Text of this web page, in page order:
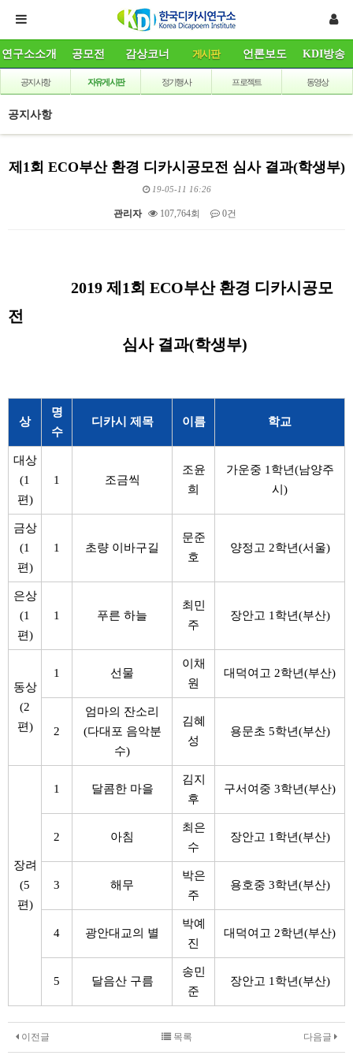
연구소소개 공모전 감상코너 게시판 언론보도 KDI방송
공지사항 자유게시판 정기행사 프로젝트 동영상
공지사항
제1회 ECO부산 환경 디카시공모전 심사 결과(학생부)
19-05-11 16:26
관리자 107,764회 0건
2019 제 1회 ECO부산 환경 디카시공모
전
심사 결과(학생부)
상
명
수
디카시 제목 이름 학교
대상
(1
편)
1 조금씩
조윤
희
가운중 1학년(남양주
시)
금상
(1
편)
1 초량 이바구길
문준
호
양정고 2학년(서울)
은상
(1
편)
1 푸른 하늘
최민
주
장안고 1학년(부산)
동상
(2
편)
1 선물
이채
원
대덕여고 2학년(부산)
2
엄마의 잔소리
(다대포 음악분
수)
김혜
성
용문초 5학년(부산)
장려
(5
편)
1 달콤한 마을
김지
후
구서여중 3학년(부산)
2 아침
최은
수
장안고 1학년(부산)
3 해무
박은
주
용호중 3학년(부산)
4 광안대교의 별
박예
진
대덕여고 2학년(부산)
5 달음산 구름
송민
준
장안고 1학년(부산)
이전글 다음글
목록